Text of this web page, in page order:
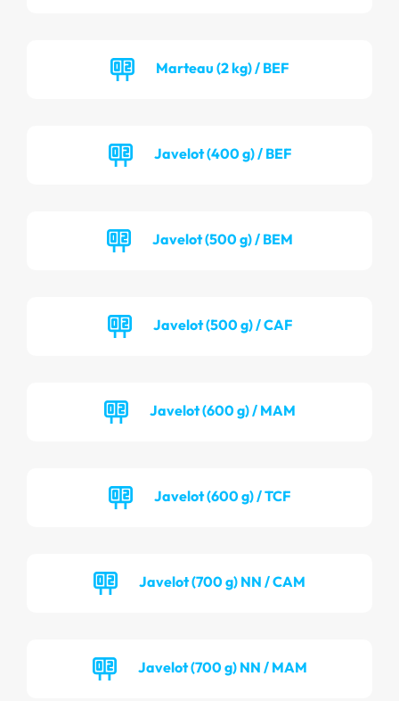
Marteau (2 kg) / BEF
Javelot (400 g) / BEF
Javelot (500 g) / BEM
Javelot (500 g) / CAF
Javelot (600 g) / MAM
Javelot (600 g) / TCF
Javelot (700 g) NN / CAM
Javelot (700 g) NN / MAM